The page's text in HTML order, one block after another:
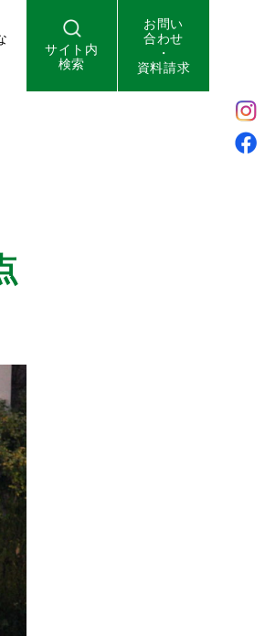
サイト内
検索
お問い
合わせ
・
資料請求